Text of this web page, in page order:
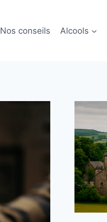
Nos conseils Alcools